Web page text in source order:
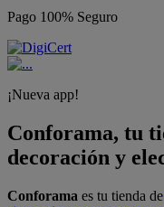
Pago 100% Seguro
¡Nueva app!
Conforama, tu
decoración y
Conforama es tu tienda de